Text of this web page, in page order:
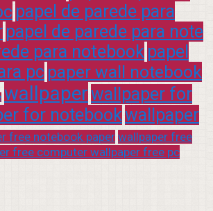
papel de parede para
papel de parede para note
para notebook papel
pc paper wall notebook
wallpaperwallpaper for
for notebookwallpaper
free notebook paperwallpaper free
free computer wallpaper free pc